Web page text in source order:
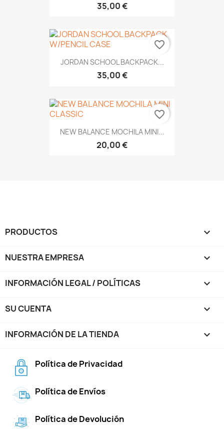
35,00 €
JORDAN SCHOOL BACKPACK...
35,00 €
favorite_border
NEW BALANCE MOCHILA MINI...
20,00 €
favorite_border
PRODUCTOS 
NUESTRA EMPRESA 
INFORMACIÓN LEGAL / POLÍTICAS 
SU CUENTA 
INFORMACIÓN DE LA TIENDA keyboard_arrow_down
Política de Privacidad
Política de Envíos
Política de Devolución